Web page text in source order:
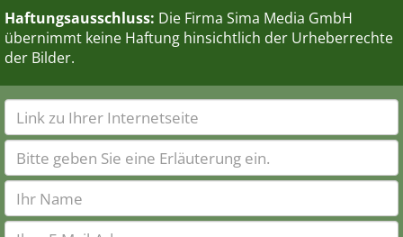
Haftungsausschluss: Die Firma Sima Media GmbH
übernimmt keine Haftung hinsichtlich der Urheberrechte
der Bilder.